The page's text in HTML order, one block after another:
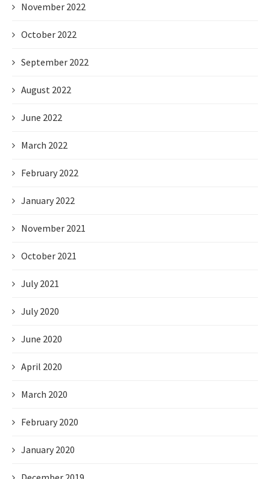
November 2022
October 2022
September 2022
August 2022
June 2022
March 2022
February 2022
January 2022
November 2021
October 2021
July 2021
July 2020
June 2020
April 2020
March 2020
February 2020
January 2020